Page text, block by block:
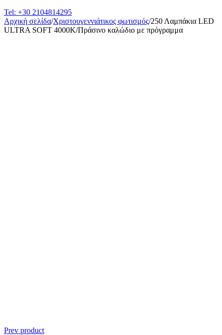
Tel: +30 2104814295
Αρχική σελίδα/Χριστουγεννιάτικος φωτισμός/250 Λαμπάκια LED
ULTRA SOFT 4000Κ/Πράσινο καλώδιο με πρόγραμμα
Prev product